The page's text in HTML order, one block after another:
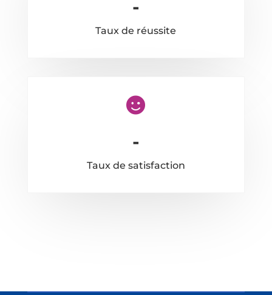
-
Taux de réussite

-
Taux de satisfaction